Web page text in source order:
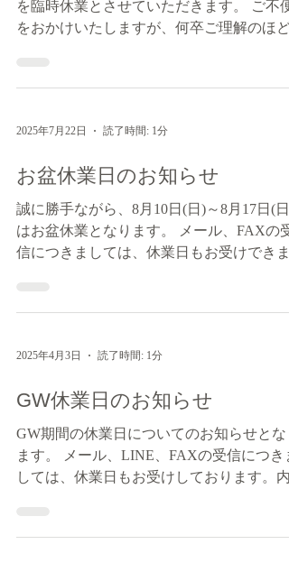
を臨時休業とさせていただきます。 ご不便
をおかけいたしますが、何卒ご理解のほど
12時まで営業、8月25日（月）より通常営
2025年7月22日 読了時間: 1分
お盆休業日のお知らせ
誠に勝手ながら、8月10日(日)～8月17日(日)
はお盆休業となります。 メール、FAXの受
信につきましては、休業日もお受けできま
業となります。...
2025年4月3日 読了時間: 1分
GW休業日のお知らせ
GW期間の休業日についてのお知らせとな
ます。 メール、LINE、FAXの受信につき
しては、休業日もお受けしております。内
となります。ご迷惑をお掛けいたしますが